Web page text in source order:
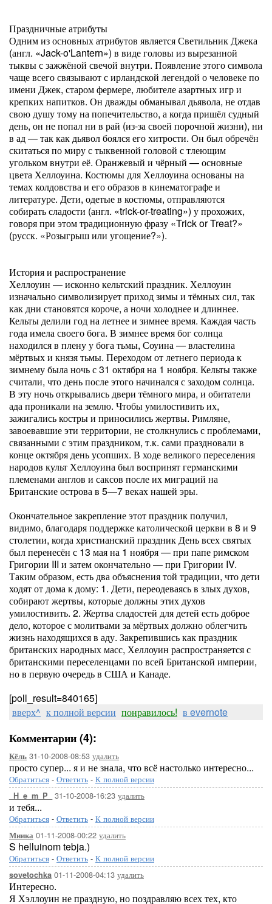
Праздничные атрибуты
Одним из основных атрибутов является Светильник Джека
(англ. «Jack-o'Lantern») в виде головы из вырезанной
тыквы с зажжёной свечой внутри. Появление этого символа
чаще всего связывают с ирландской легендой о человеке по
имени Джек, старом фермере, любителе азартных игр и
крепких напитков. Он дважды обманывал дьявола, не отдав
свою душу тому на попечительство, а когда пришёл судный
день, он не попал ни в рай (из-за своей порочной жизни), ни
в ад — так как дьявол боялся его хитрости. Он был обречён
скитаться по миру с тыквенной головой с тлеющим
угольком внутри её. Оранжевый и чёрный — основные
цвета Хеллоуина. Костюмы для Хеллоуина основаны на
темах колдовства и его образов в кинематографе и
литературе. Дети, одетые в костюмы, отправляются
собирать сладости (англ. «trick-or-treating») у прохожих,
говоря при этом традиционную фразу «Trick or Treat?»
(русск. «Розыгрыш или угощение?»).
История и распространение
Хеллоуин — исконно кельтский праздник. Хеллоуин
изначально символизирует приход зимы и тёмных сил, так
как дни становятся короче, а ночи холоднее и длиннее.
Кельты делили год на летнее и зимнее время. Каждая часть
года имела своего бога. В зимнее время бог солнца
находился в плену у бога тьмы, Соуина — властелина
мёртвых и князя тьмы. Переходом от летнего периода к
зимнему была ночь с 31 октября на 1 ноября. Кельты также
считали, что день после этого начинался с заходом солнца.
В эту ночь открывались двери тёмного мира, и обитатели
ада проникали на землю. Чтобы умилостивить их,
зажигались костры и приносились жертвы. Римляне,
завоевавшие эти территории, не столкнулись с проблемами,
связанными с этим праздником, т.к. сами праздновали в
конце октября день усопших. В ходе великого переселения
народов культ Хеллоуина был воспринят германскими
племенами англов и саксов после их миграций на
Британские острова в 5—7 веках нашей эры.
Окончательное закрепление этот праздник получил,
видимо, благодаря поддержке католической церкви в 8 и 9
столетии, когда христианский праздник День всех святых
был перенесён с 13 мая на 1 ноября — при папе римском
Григории III и затем окончательно — при Григории IV.
Таким образом, есть два объяснения той традиции, что дети
ходят от дома к дому: 1. Дети, переодеваясь в злых духов,
собирают жертвы, которые должны этих духов
умилостивить. 2. Жертва сладостей для детей есть доброе
дело, которое с молитвами за мёртвых должно облегчить
жизнь находящихся в аду. Закрепившись как праздник
британских народных масс, Хеллоуин распространяется с
британскими переселенцами по всей Британской империи,
но в первую очередь в США и Канаде.
[poll_result=840165]
вверх^ к полной версии понравилось! в evernote
Комментарии (4):
Кёль 31-10-2008-08:53 удалить
просто супер... я и не знала, что всё настолько интересно...
Обратиться - Ответить - К полной версии
_H_e_m_P_ 31-10-2008-16:23 удалить
и тебя...
Обратиться - Ответить - К полной версии
Миика 01-11-2008-00:22 удалить
S helluinom tebja.)
Обратиться - Ответить - К полной версии
sovetochka 01-11-2008-04:13 удалить
Интересно.
Я Хэллоуин не праздную, но поздравляю всех тех, кто